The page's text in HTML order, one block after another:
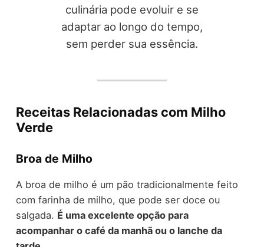
culinária pode evoluir e se
adaptar ao longo do tempo,
sem perder sua essência.
Receitas Relacionadas com Milho
Verde
Broa de Milho
A broa de milho é um pão tradicionalmente feito
com farinha de milho, que pode ser doce ou
salgada. É uma excelente opção para
acompanhar o café da manhã ou o lanche da